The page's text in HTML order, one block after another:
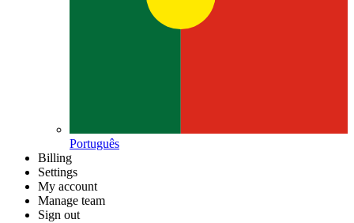
Português
Billing
Settings
My account
Manage team
Sign out